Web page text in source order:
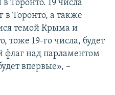
Торонто. 19 числа
Торонто, а также
темой Крыма и
тоже 19-го числа, будет
флаг над парламентом
впервые», –